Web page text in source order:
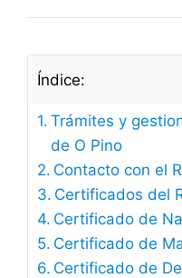
Índice:
Trámites y
de O Pino
Contacto con el
Certificados del
Certificado de
Certificado de
Certificado de